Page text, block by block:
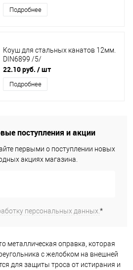
Подробнее
Коуш для стальных канатов 12мм.
DIN6899 /5/
22.10 руб. / шт
Подробнее
поступления и акции
первыми о поступлении новых
акциях магазина.
персональных данных.*
металлическая оправка, которая
с желобком на внешней
для защиты троса от истирания и